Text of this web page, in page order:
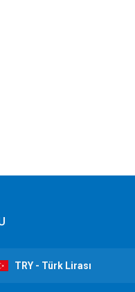
TRY - Türk Lirası